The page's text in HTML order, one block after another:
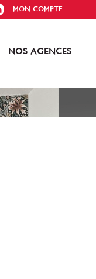
MON COMPTE
NOS AGENCES